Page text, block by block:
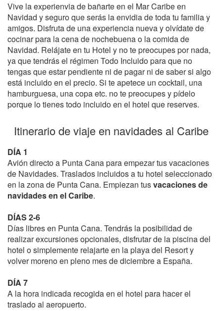
Vive la experienvia de bañarte en el Mar Caribe en
Navidad y seguro que serás la envidia de toda tu familia y
amigos. Disfruta de una experiencia nueva y olvídate de
cocinar para la cena de nochebuena o la comida de
Navidad. Relájate en tu Hotel y no te preocupes por nada,
ya que tendrás el régimen Todo Incluido para que no
tengas que estar pendiente ni de pagar ni de saber si algo
está incluido en el precio. Si te apetece un cocktail, una
hamburguesa, una copa etc. no te preocupes y pídelo
porque lo tienes todo incluido en el hotel que reserves.
Itinerario de viaje en navidades al Caribe
DÍA 1
Avión directo a Punta Cana para empezar tus vacaciones
de Navidades. Traslados incluidos a tu hotel seleccionado
en la zona de Punta Cana. Empiezan tusvacaciones de
navidades en el Caribe.
DÍAS 2-6
Días libres en Punta Cana. Tendrás la posibilidad de
realizar excursiones opcionales, disfrutar de la piscina del
hotel o simplemente relajarte en la playa del Resort y
volver moreno en pleno mes de diciembre a España.
DÍA 7
A la hora indicada recogida en el hotel para hacer el
traslado al aeropuerto.